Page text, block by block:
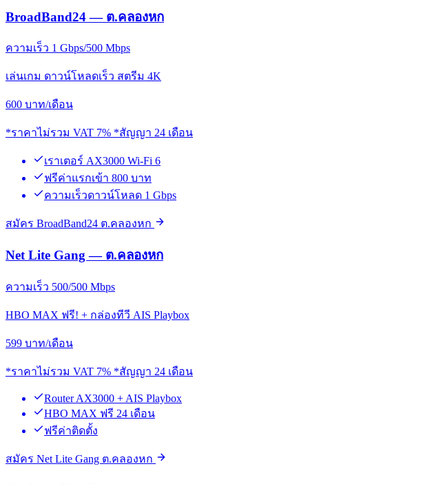
BroadBand24 — ต.คลองหก
ความเร็ว 1 Gbps/500 Mbps
เล่นเกม ดาวน์โหลดเร็ว สตรีม 4K
600 บาท/เดือน
*ราคาไม่รวม VAT 7% *สัญญา 24 เดือน
เราเตอร์ AX3000 Wi-Fi 6
ฟรีค่าแรกเข้า 800 บาท
ความเร็วดาวน์โหลด 1 Gbps
สมัคร BroadBand24 ต.คลองหก
Net Lite Gang — ต.คลองหก
ความเร็ว 500/500 Mbps
HBO MAX ฟรี! + กล่องทีวี AIS Playbox
599 บาท/เดือน
*ราคาไม่รวม VAT 7% *สัญญา 24 เดือน
Router AX3000 + AIS Playbox
HBO MAX ฟรี 24 เดือน
ฟรีค่าติดตั้ง
สมัคร Net Lite Gang ต.คลองหก